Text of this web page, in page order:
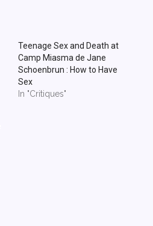
Teenage Sex and Death at
Camp Miasma de Jane
Schoenbrun : How to Have
Sex
In "Critiques"